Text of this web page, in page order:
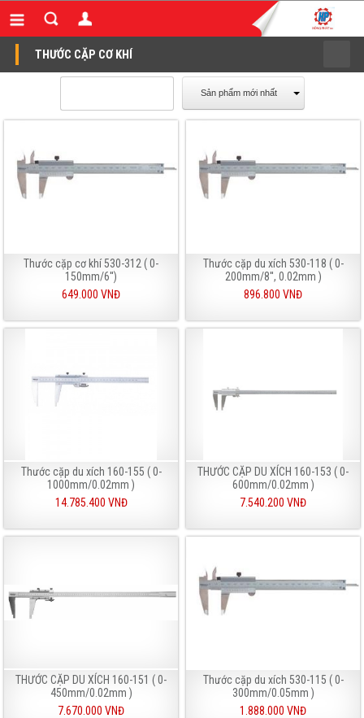
THƯỚC CẶP CƠ KHÍ
Sản phẩm mới nhất
Thước cặp cơ khí 530-312 ( 0-
150mm/6'')
649.000 VNĐ
Thước cặp du xích 530-118 ( 0-
200mm/8'', 0.02mm )
896.800 VNĐ
Thước cặp du xích 160-155 ( 0-
1000mm/0.02mm )
14.785.400 VNĐ
THƯỚC CẶP DU XÍCH 160-153 ( 0-
600mm/0.02mm )
7.540.200 VNĐ
THƯỚC CẶP DU XÍCH 160-151 ( 0-
450mm/0.02mm )
7.670.000 VNĐ
Thước cặp du xích 530-115 ( 0-
300mm/0.05mm )
1.888.000 VNĐ